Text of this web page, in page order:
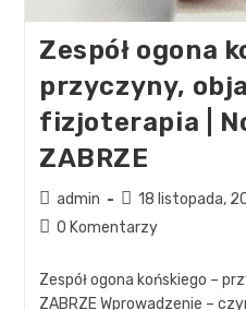
Zespół ogona
przyczyny,
fizjoterapia |
ZABRZE
admin 18 listopada,
0 Komentarzy
Zespół ogona końskiego –
ZABRZE Wprowadzenie –